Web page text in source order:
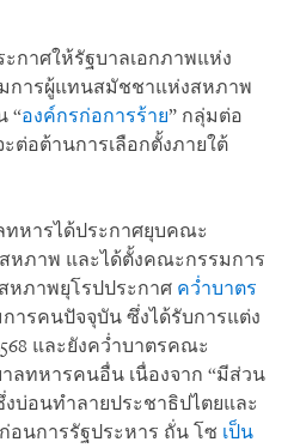
กาศให้รัฐบาลเอกภาพแห่ง
การผู้แทนสมัชชาแห่งสหภาพ
“องค์กรก่อการร้าย” กลุ่มต่อ
ต่อต้านการเลือกตั้งภายใต้
ทหารได้ประกาศยุบคณะ
หภาพ และได้ตั้งคณะกรรมการ
ภาพยุโรปประกาศ คว่ำบาตร
ารคนปัจจุบัน ซึ่งได้รับการแต่ง
และยังคว่ำบาตรคณะ
ลทหารคนอื่น เนื่องจาก “มีส่วน
บ่อนทำลายประชาธิปไตยและ
อนการรัฐประหาร ถั่น โซ เป็น